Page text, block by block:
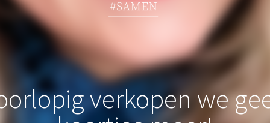
verkopen we